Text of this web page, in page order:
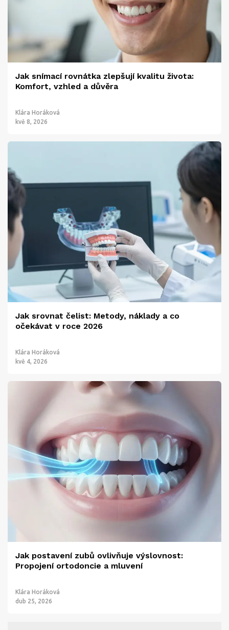
Jak snímací rovnátka zlepšují kvalitu života:
Komfort, vzhled a důvěra
Klára Horáková
kvě 8, 2026
Jak srovnat čelist: Metody, náklady a co
očekávat v roce 2026
Klára Horáková
kvě 4, 2026
Jak postavení zubů ovlivňuje výslovnost:
Propojení ortodoncie a mluvení
Klára Horáková
dub 25, 2026